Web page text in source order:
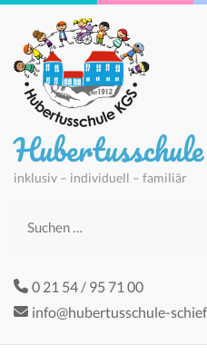
inklusiv – individuell – familiär
Suchen
0 21 54 / 95 71 00
info@hubertusschule-